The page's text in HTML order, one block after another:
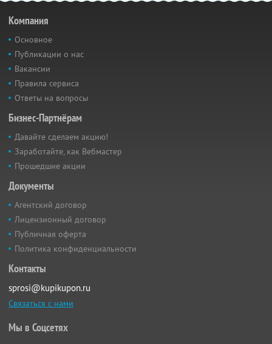
Компания
Основное
Публикации о нас
Вакансии
Правила сервиса
Ответы на вопросы
Бизнес-Партнёрам
Давайте сделаем акцию!
Заработайте, как Вебмастер
Прошедшие акции
Документы
Агентский договор
Лицензионный договор
Публичная оферта
Политика конфиденциальности
Контакты
sprosi@kupikupon.ru
Связаться с нами
Мы в Соцсетях